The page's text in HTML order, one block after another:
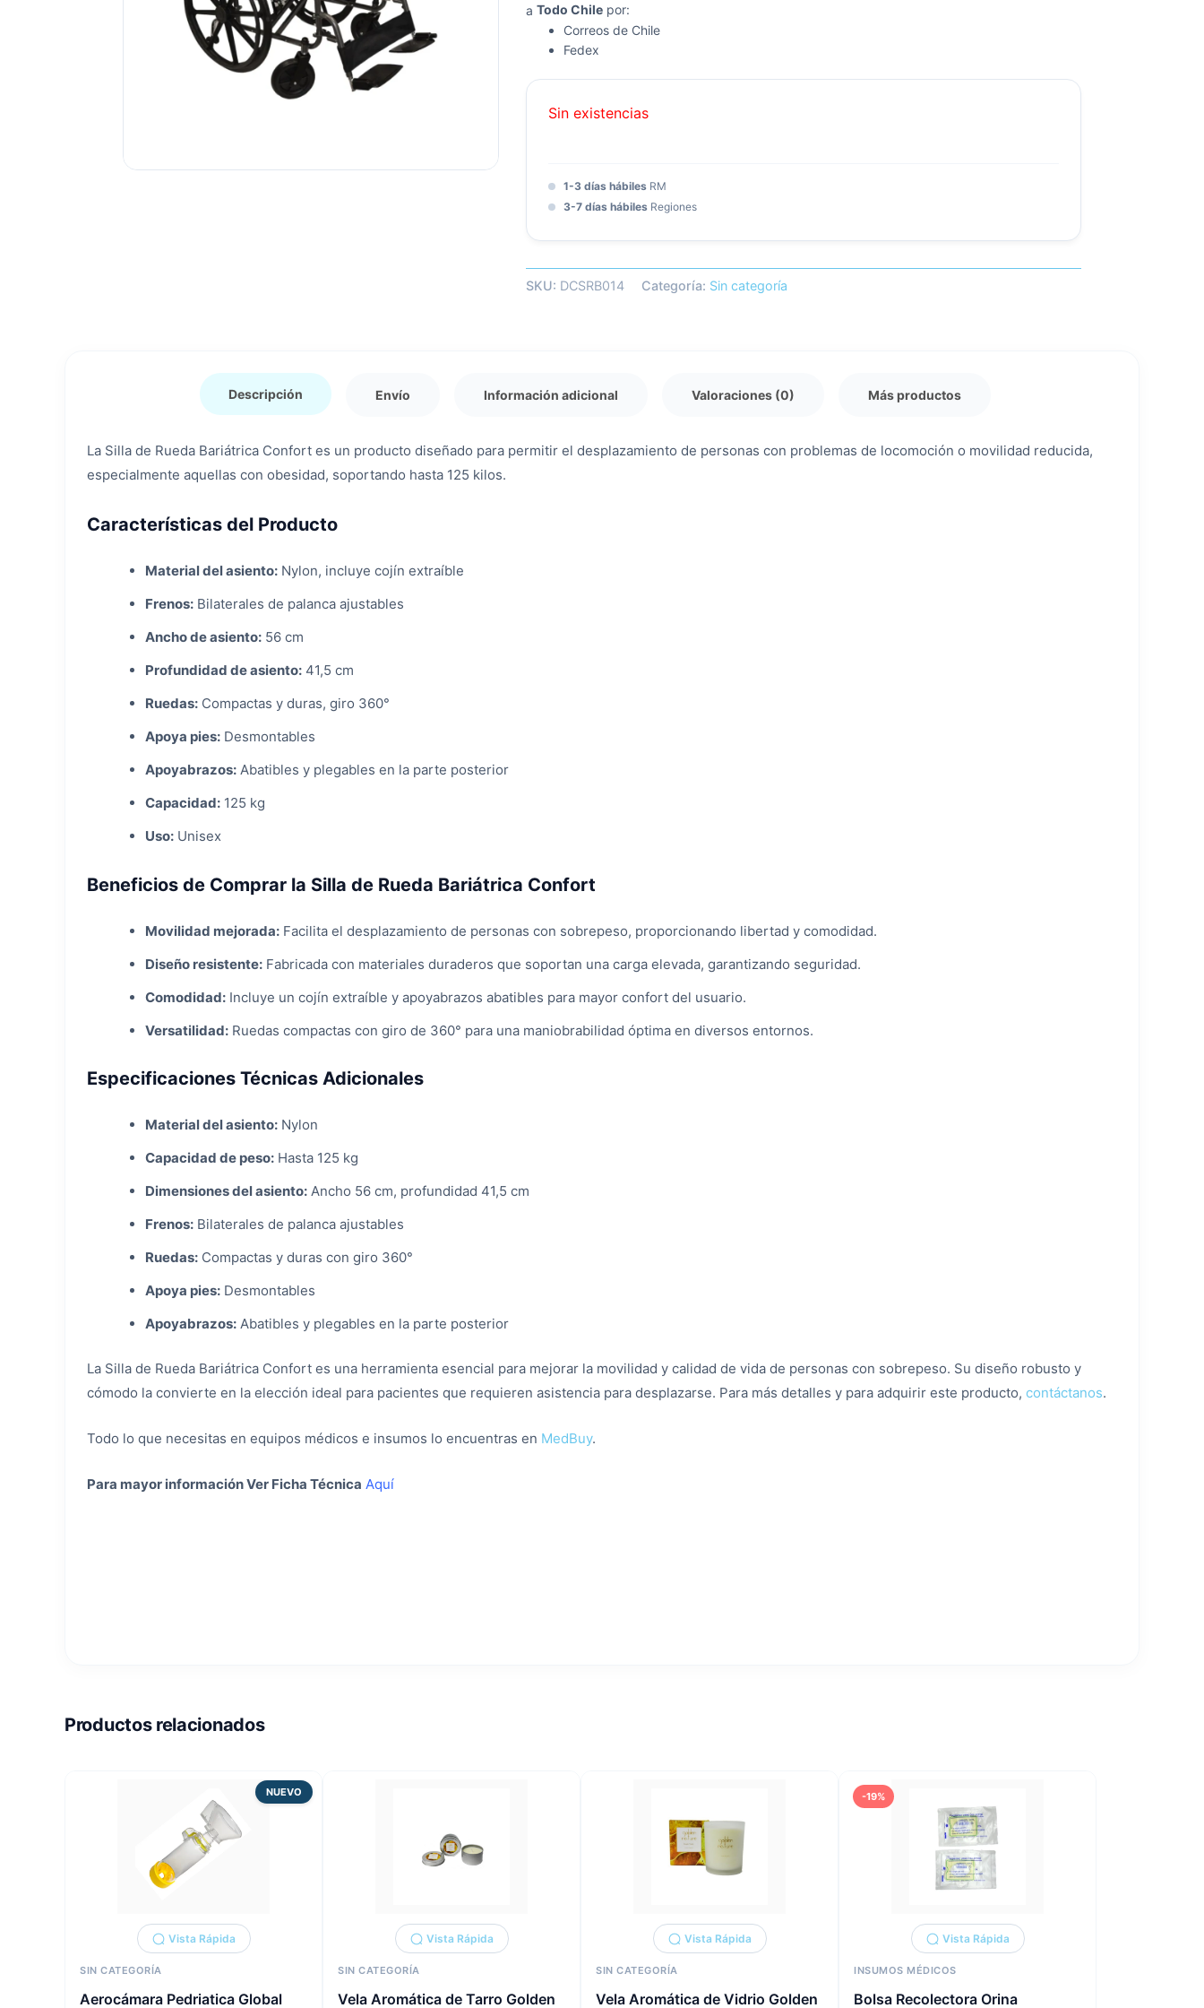
Monitoreo
Formación
a Todo Chile por:
Correos de Chile
Fedex
Sin existencias
1-3 días hábiles RM
3-7 días hábiles Regiones
SKU: DCSRB014 Categoría: Sin categoría
Descripción Envío Información adicional Valoraciones (0) Más productos
La Silla de Rueda Bariátrica Confort es un producto diseñado para permitir el desplazamiento de personas con problemas de locomoción o movilidad reducida,
especialmente aquellas con obesidad, soportando hasta 125 kilos.
Características del Producto
Material del asiento: Nylon, incluye cojín extraíble
Frenos: Bilaterales de palanca ajustables
Ancho de asiento: 56 cm
Profundidad de asiento: 41,5 cm
Ruedas: Compactas y duras, giro 360°
Apoya pies: Desmontables
Apoyabrazos: Abatibles y plegables en la parte posterior
Capacidad: 125 kg
Uso: Unisex
Beneficios de Comprar la Silla de Rueda Bariátrica Confort
Movilidad mejorada: Facilita el desplazamiento de personas con sobrepeso, proporcionando libertad y comodidad.
Diseño resistente: Fabricada con materiales duraderos que soportan una carga elevada, garantizando seguridad.
Comodidad: Incluye un cojín extraíble y apoyabrazos abatibles para mayor confort del usuario.
Versatilidad: Ruedas compactas con giro de 360° para una maniobrabilidad óptima en diversos entornos.
Especificaciones Técnicas Adicionales
Material del asiento: Nylon
Capacidad de peso: Hasta 125 kg
Dimensiones del asiento: Ancho 56 cm, profundidad 41,5 cm
Frenos: Bilaterales de palanca ajustables
Ruedas: Compactas y duras con giro 360°
Apoya pies: Desmontables
Apoyabrazos: Abatibles y plegables en la parte posterior
La Silla de Rueda Bariátrica Confort es una herramienta esencial para mejorar la movilidad y calidad de vida de personas con sobrepeso. Su diseño robusto y
cómodo la convierte en la elección ideal para pacientes que requieren asistencia para desplazarse. Para más detalles y para adquirir este producto, contáctanos.
Todo lo que necesitas en equipos médicos e insumos lo encuentras en MedBuy.
Para mayor información Ver Ficha Técnica Aquí
Productos relacionados
NUEVO
Vista Rápida
SIN CATEGORÍA
Aerocámara Pedriatica Global
Vista Rápida
SIN CATEGORÍA
Vela Aromática de Tarro Golden
Vista Rápida
SIN CATEGORÍA
Vela Aromática de Vidrio Golden
-19%
Vista Rápida
INSUMOS MÉDICOS
Bolsa Recolectora Orina